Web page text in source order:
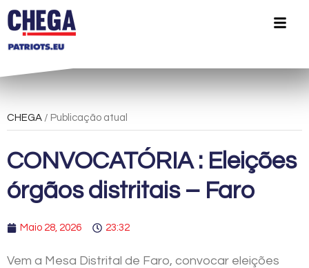
CHEGA / Publicação atual
CONVOCATÓRIA : Eleições
órgãos distritais – Faro
Maio 28, 2026 23:32
Vem a Mesa Distrital de Faro, convocar eleições